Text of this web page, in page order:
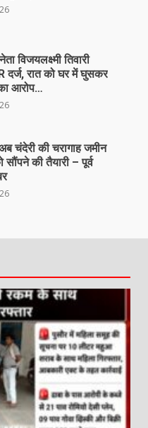
विजयलक्ष्मी तिवारी
दर्ज, रात को घर में घुसकर
आरोप…
चंदेरी की चरागाह जमीन
सौंपने की तैयारी – पूर्व